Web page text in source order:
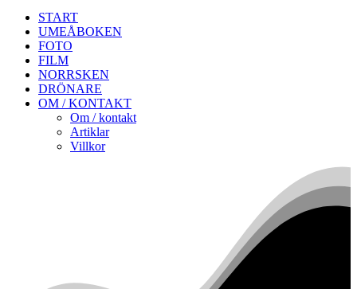
START
UMEÅBOKEN
FOTO
FILM
NORRSKEN
DRÖNARE
OM / KONTAKT
Om / kontakt
Artiklar
Villkor